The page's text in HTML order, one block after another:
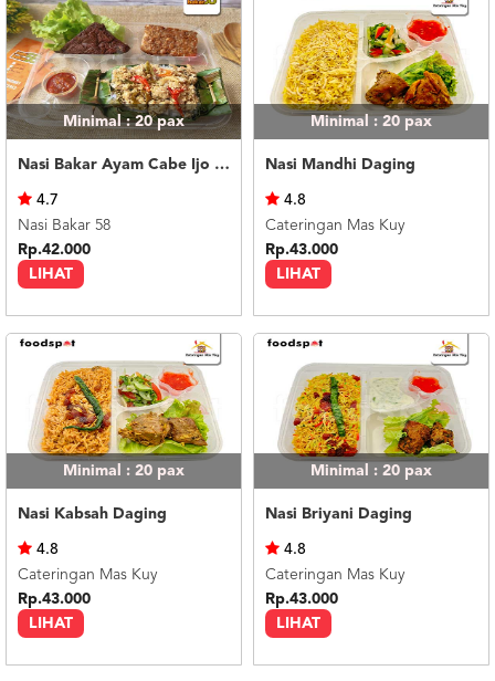
Minimal : 20pax
Nasi Bakar Ayam Cabe Ijo + Tahu Tempe
LIHAT
4.7
Nasi Bakar 58
Rp.42.000
Minimal : 20pax
Nasi Mandhi Daging
LIHAT
4.8
Cateringan Mas Kuy
Rp.43.000
Minimal : 20 pax
Nasi Kabsah Daging
LIHAT
4.8
Cateringan Mas Kuy
Rp.43.000
Minimal : 20 pax
Nasi Briyani Daging
LIHAT
4.8
Cateringan Mas Kuy
Rp.43.000